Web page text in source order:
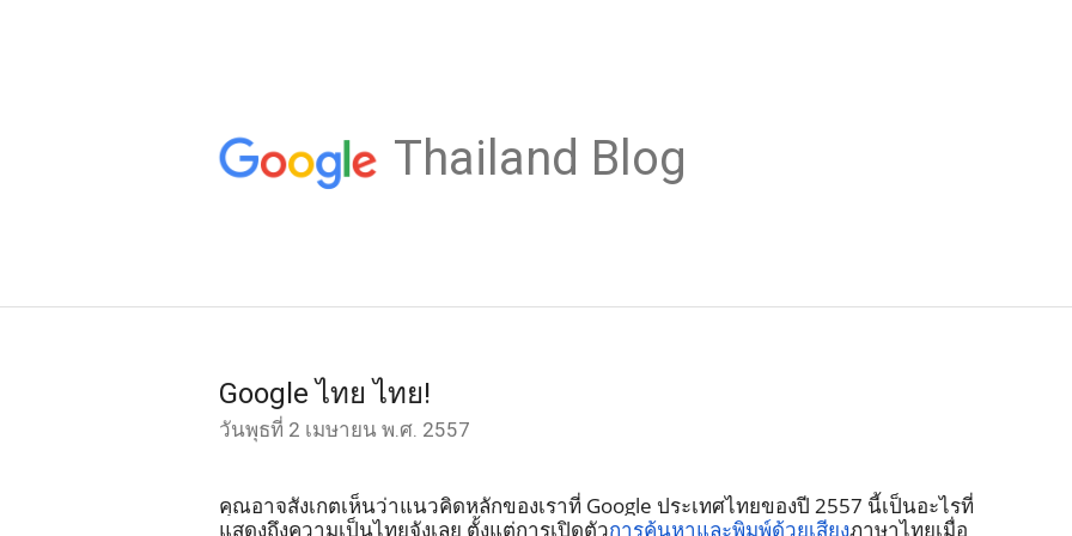
Thailand Blog
Google ไทย ไทย!
วันพุธที่ 2 เมษายน พ.ศ. 2557
คุณอาจสังเกตเห็นว่าแนวคิดหลักของเราที่ Google ประเทศไทยของปี 2557 นี้เป็นอะไรที่
แสดงถึงความเป็นไทยจังเลย ตั้งแต่การเปิดตัวการค้นหาและพิมพ์ด้วยเสียงภาษาไทยเมื่อ